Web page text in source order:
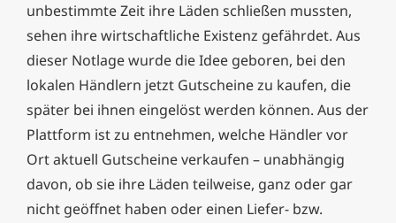
unbestimmte Zeit ihre Läden schließen mussten,
sehen ihre wirtschaftliche Existenz gefährdet. Aus
dieser Notlage wurde die Idee geboren, bei den
lokalen Händlern jetzt Gutscheine zu kaufen, die
später bei ihnen eingelöst werden können. Aus der
Plattform ist zu entnehmen, welche Händler vor
Ort aktuell Gutscheine verkaufen – unabhängig
davon, ob sie ihre Läden teilweise, ganz oder gar
nicht geöffnet haben oder einen Liefer- bzw.